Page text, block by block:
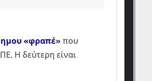
«φραπέ» που
Η δεύτερη είναι